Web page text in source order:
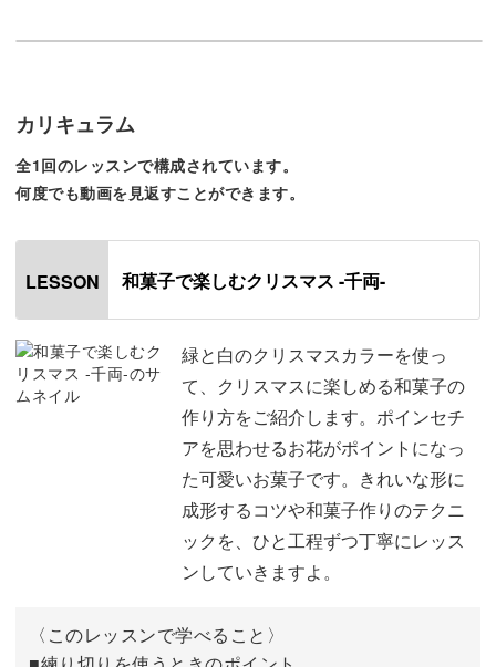
具体的なポイントは、
◆交互に配色をする技法
◆あんこをきれいに包みこむ指先の使い方
◆きれいに模様をつけるテクニック
できちんと伝わるようにレクチャーしていきます。
手作りの練り切りでこだわって作りたい人は、別レッスン
「自宅で気軽にできる練り切りあんの作り方と天然色素の
色付け方法」もあわせてチェック！
ご自身だけのオリジナルカラーで和菓子を作って、クリス
マスを魅力的に演出していきましょう。
普段は洋菓子が苦手な人にも、クリスマスのお菓子を楽し
んでいただけるのが嬉しいポイント。
カリキュラム
全1回のレッスンで構成されています。
何度でも動画を見返すことができます。
LESSON 和菓子で楽しむクリスマス -千両-
緑と白のクリスマスカラーを使っ
て、クリスマスに楽しめる和菓子の
作り方をご紹介します。ポインセチ
アを思わせるお花がポイントになっ
た可愛いお菓子です。きれいな形に
成形するコツや和菓子作りのテクニ
ックを、ひと工程ずつ丁寧にレッス
ンしていきますよ。
〈このレッスンで学べること〉